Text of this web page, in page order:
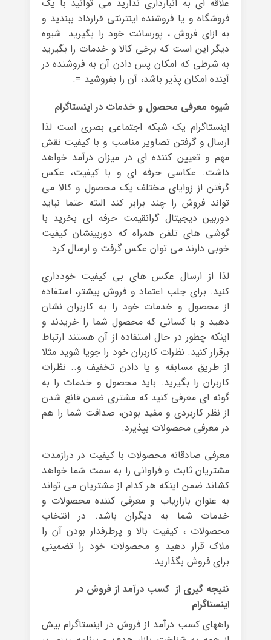
علاقه ای به انبارداری ندارید می توانید با یک
فروشگاه و یا فروشنده اینترنتی قرارداد ببندید و
به ازای فروش ، پورسانت خود را بگیرید. شیوه
دیگر این است که برخی کالا و خدمات را بگیرید
به شرطی که امکان پس دادن آن به فروشنده در
آینده امکان پذیر باشد، آن را بفروشید =.
شیوه معرفی محصول و خدمات در اینستاگرام
اینستاگرام یک شبکه اجتماعی بصری است لذا
ارسال و گرفتن تصاویر مناسب و با کیفیت نقش
مهم و تعیین کننده ای در میزان درآمد خواهد
داشت. عکاسی حرفه ای و با کیفیت، عکس
گرفتن از زوایای مختلف یک محصول و کالا می
تواند فروش را چند برابر کند البته حتما نباید
دوربین دیجیتال گرانقیمت حرفه ای بخرید با
گوشی های تلفن همراه که دوربینشان کیفیت
خوبی دارند می توان عکس گرفت و ارسال کرد.
لذا از ارسال عکس های بی کیفیت خودداری
کنید. برای جلب اعتماد و فروش بیشتر، استفاده
از محصول و خدمات خود را به کاربران نشان
دهید و با کسانی که محصول شما را خریدند و
اینکه چطور در حال استفاده از آن هستند ارتباط
برقرار کنید. نظرات کاربران خود را جویا شوید مثلا
از طریق مسابقه و یا دادن تخفیف و.. نظرات
کاربران را بگیرید. باید محصول و خدمات را به
گونه ای معرفی کنید که مشتری ضمن قانع شدن
از نظر کاربردی و مفید بودن، صداقت شما را هم
در معرفی محصولات بپذیرد.
معرفی صادقانه محصولات با کیفیت در درازمدت
مشتریان ثابت و فراوانی را به سمت شما خواهد
کشاند ضمن اینکه هر کدام از مشتریان می تواند
به عنوان بازاریاب و معرفی کننده محصولات و
خدمات شما به دیگران باشد. در انتخاب
محصولات ، کیفیت بالا و پرطرفدار بودن آن را
ملاک قرار دهید و محصولات خود را تضمینی
برای فروش بگذارید.
نتیجه گیری از کسب درآمد از فروش در
اینستاگرام
راههای کسب درآمد از فروش در اینستاگرام بیش